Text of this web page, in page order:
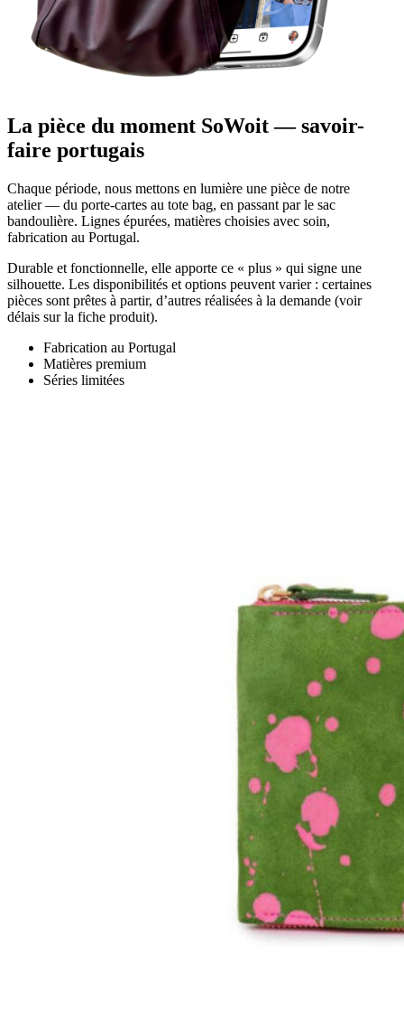
La pièce du moment SoWoit — savoir-
faire portugais
Chaque période, nous mettons en lumière une pièce de notre
atelier — du porte-cartes au tote bag, en passant par le sac
bandoulière. Lignes épurées, matières choisies avec soin,
fabrication au Portugal.
Durable et fonctionnelle, elle apporte ce « plus » qui signe une
silhouette. Les disponibilités et options peuvent varier : certaines
pièces sont prêtes à partir, d’autres réalisées à la demande (voir
délais sur la fiche produit).
Fabrication au Portugal
Matières premium
Séries limitées